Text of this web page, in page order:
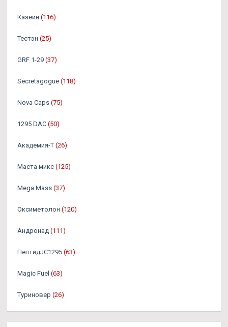
Казеин (116)
Тестэн (25)
GRF 1-29 (37)
Secretagogue (118)
Nova Caps (75)
1295 DAC (50)
Академия-Т (26)
Маста микс (125)
Mega Mass (37)
Оксиметолон (120)
Андронад (111)
ПептидJC1295 (63)
Magic Fuel (63)
Туриновер (26)